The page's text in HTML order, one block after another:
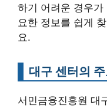
하기 어려운 경우
요한 정보를 쉽게
요.
대구 센터의
서민금융진흥원 대